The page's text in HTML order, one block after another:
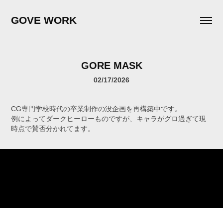
GOVE WORK
GORE MASK
02/17/2026
CG専門学校時代の卒業制作の没企画を再構築中です。
例によってダークヒーローものですが、キャラがグロ過ぎて現
時点で賛否分かれてます。